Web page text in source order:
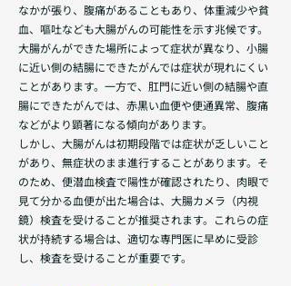
なかが張り、腹痛があることもあり、体重減少や貧
血、嘔吐なども大腸がんの可能性を示す兆候です。
大腸がんができた場所によって症状が異なり、小腸
に近い側の結腸にできたがんでは症状が現れにくい
ことがあります。一方で、肛門に近い側の結腸や直
腸にできたがんでは、赤黒い血便や便通異常、腹痛
などがより顕著になる傾向があります。
しかし、大腸がんは初期段階では症状が乏しいこと
があり、無症状のまま進行することがあります。そ
のため、便潜血検査で陽性が確認されたり、肉眼で
見て分かる血便が出た場合は、大腸カメラ（内視
鏡）検査を受けることが推奨されます。これらの症
状が持続する場合は、適切な専門医に早めに受診
し、検査を受けることが重要です。